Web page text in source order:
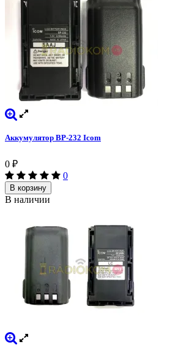
Аккумулятор BP-232 Icom
0 ₽
0
В корзину
В наличии